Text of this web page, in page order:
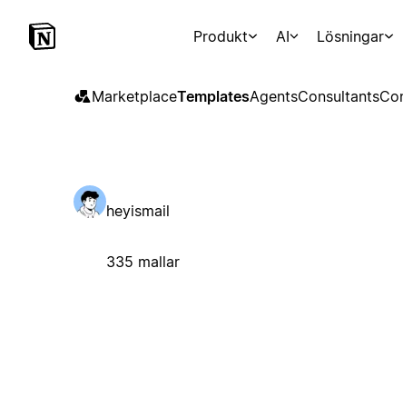
Produkt AI Lösningar
MarketplaceTemplatesAgentsConsultants
heyismail
335 mallar